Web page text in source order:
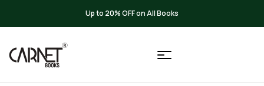
Up to 20% OFF on All Books